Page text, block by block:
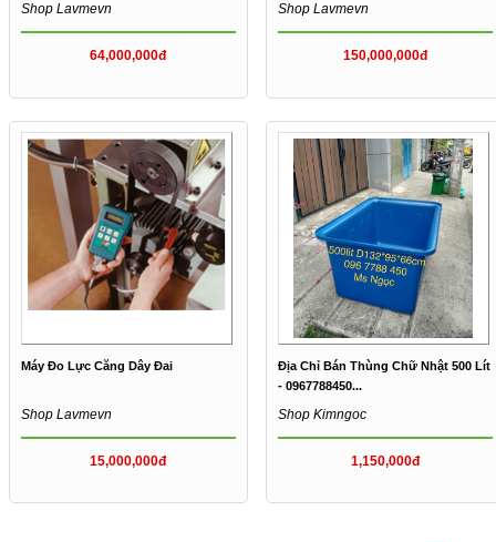
Shop Lavmevn
64,000,000đ
Shop Lavmevn
150,000,000đ
Máy Đo Lực Căng Dây Đai
Shop Lavmevn
15,000,000đ
Địa Chỉ Bán Thùng Chữ Nhật 500 Lít
- 0967788450...
Shop Kimngoc
1,150,000đ